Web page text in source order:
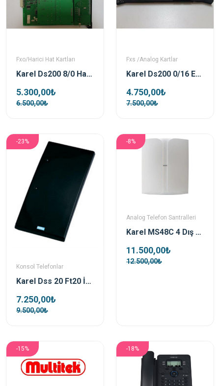
Fxo/Harici Hat Kartları
Karel Ds200 8/0 Harici Hat Kartı
5.300,00₺
6.500,00₺
Fxs /Analog Kartlar
Karel Ds200 0/16 Ext Dahili Abone Kartı
4.750,00₺
7.500,00₺
-23%
Konsol Telefonlar
Karel Dss 20 Ft20 İçin Meşguliyet Panosu
7.250,00₺
9.500,00₺
-8%
Analog Telefon Santralleri
Karel MS48C 4 Dış / 12 Dahili Hatlı Analog Telefon Santrali
11.500,00₺
12.500,00₺
-15% -18%